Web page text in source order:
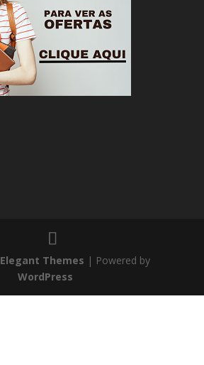
Elegant Themes | Powered by
WordPress